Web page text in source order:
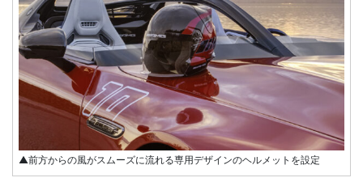
▲前方からの風がスムーズに流れる専用デザインのヘルメットを設定